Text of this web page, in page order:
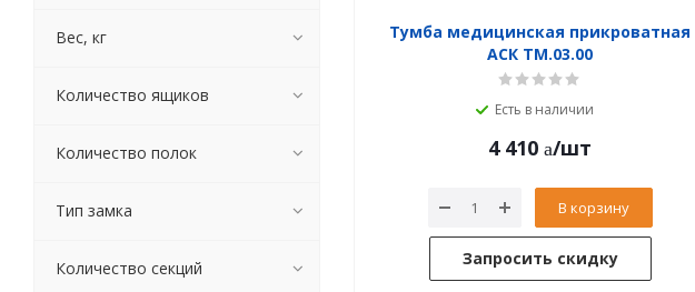
Тумба медицинская прикроватная
АСК ТМ.03.00
Есть в наличии
4 410 /шт
В корзину
Запросить скидку
Вес, кг
Количество ящиков
Количество полок
Тип замка
Количество секций